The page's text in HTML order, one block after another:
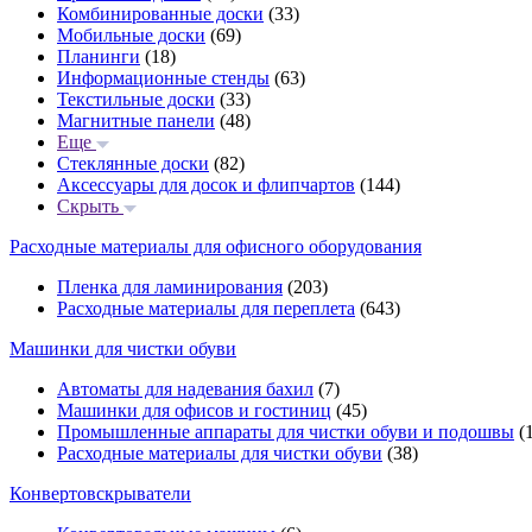
Комбинированные доски (33)
Мобильные доски (69)
Планинги (18)
Информационные стенды (63)
Текстильные доски (33)
Магнитные панели (48)
Еще
Стеклянные доски (82)
Аксессуары для досок и флипчартов (144)
Скрыть
Расходные материалы для офисного оборудования
Пленка для ламинирования (203)
Расходные материалы для переплета (643)
Машинки для чистки обуви
Автоматы для надевания бахил (7)
Машинки для офисов и гостиниц (45)
Промышленные аппараты для чистки обуви и подошвы
Расходные материалы для чистки обуви (38)
Конвертовскрыватели